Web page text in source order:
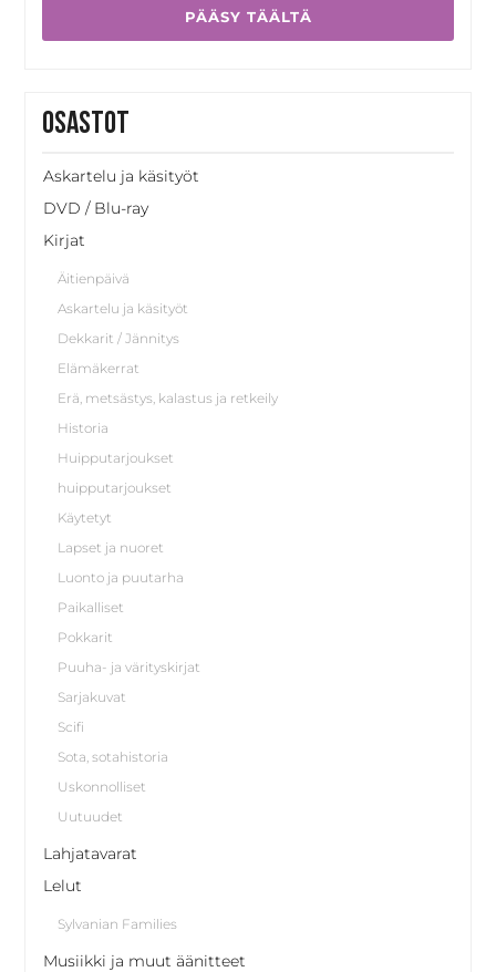
PÄÄSY TÄÄLTÄ
Osastot
Askartelu ja käsityöt
DVD / Blu-ray
Kirjat
Äitienpäivä
Askartelu ja käsityöt
Dekkarit / Jännitys
Elämäkerrat
Erä, metsästys, kalastus ja retkeily
Historia
Huipputarjoukset
huipputarjoukset
Käytetyt
Lapset ja nuoret
Luonto ja puutarha
Paikalliset
Pokkarit
Puuha- ja värityskirjat
Sarjakuvat
Scifi
Sota, sotahistoria
Uskonnolliset
Uutuudet
Lahjatavarat
Lelut
Sylvanian Families
Musiikki ja muut äänitteet